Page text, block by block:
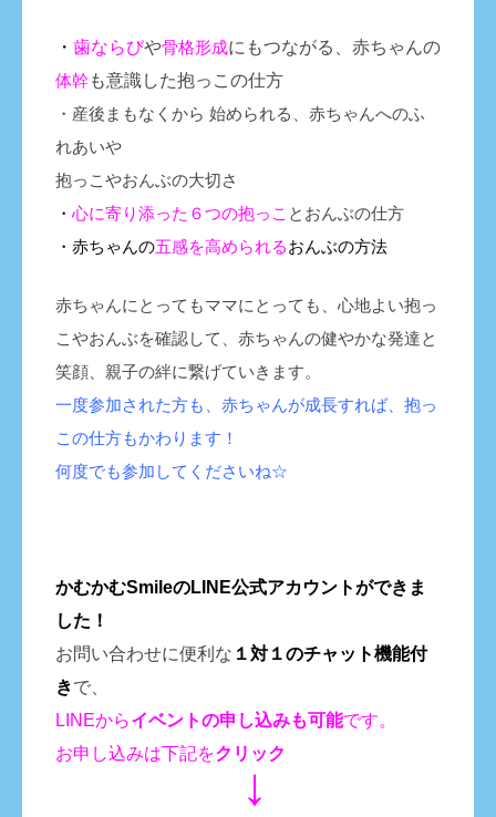
・ 歯ならびや骨格形成にもつながる、赤ちゃんの
体幹 も意識した抱っこの仕方
・産後まもなくから 始められる、赤ちゃんへのふ
れあいや
抱っこやおんぶの大切さ
・ 心に寄り添った６つの抱っこ とおんぶの仕方
・赤ちゃんの五感を高められるおんぶの方法
赤ちゃんにとってもママにとっても、心地よい抱っ
こやおんぶを確認して、赤ちゃんの健やかな発達と
笑顔、親子の絆に繋げていきます。
一度参加された方も、赤ちゃんが成長すれば、抱っ
この仕方もかわります！
何度でも参加してくださいね☆
かむかむSmileのLINE公式アカウントができま
した！
お問い合わせに便利な １対１のチャット機能付
きで、
LINEからイベントの申し込みも可能です。
お申し込みは下記をクリック
↓